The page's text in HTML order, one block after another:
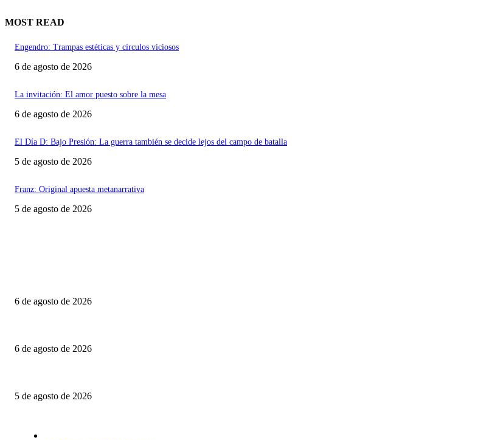
MOST READ
Engendro: Trampas estéticas y círculos viciosos
6 de agosto de 2026
La invitación: El amor puesto sobre la mesa
6 de agosto de 2026
El Día D: Bajo Presión: La guerra también se decide lejos del campo de batalla
5 de agosto de 2026
Franz: Original apuesta metanarrativa
5 de agosto de 2026
6 de agosto de 2026
6 de agosto de 2026
5 de agosto de 2026